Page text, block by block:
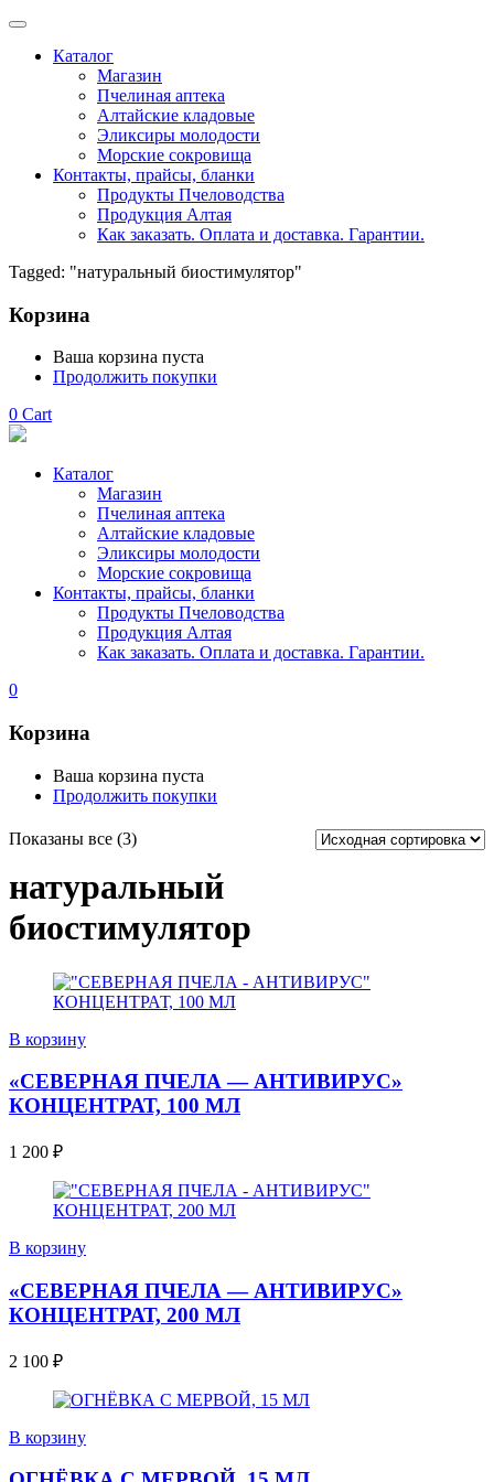
Каталог
Магазин
Пчелиная аптека
Алтайские кладовые
Эликсиры молодости
Морские сокровища
Контакты, прайсы, бланки
Продукты Пчеловодства
Продукция Алтая
Как заказать. Оплата и доставка. Гарантии.
Tagged: "натуральный биостимулятор"
Корзина
Ваша корзина пуста
Продолжить покупки
0 Cart
Каталог
Магазин
Пчелиная аптека
Алтайские кладовые
Эликсиры молодости
Морские сокровища
Контакты, прайсы, бланки
Продукты Пчеловодства
Продукция Алтая
Как заказать. Оплата и доставка. Гарантии.
0
Корзина
Ваша корзина пуста
Продолжить покупки
Показаны все (3)
натуральный
биостимулятор
В корзину
«СЕВЕРНАЯ ПЧЕЛА — АНТИВИРУС»
КОНЦЕНТРАТ, 100 МЛ
1 200 ₽
В корзину
«СЕВЕРНАЯ ПЧЕЛА — АНТИВИРУС»
КОНЦЕНТРАТ, 200 МЛ
2 100 ₽
В корзину